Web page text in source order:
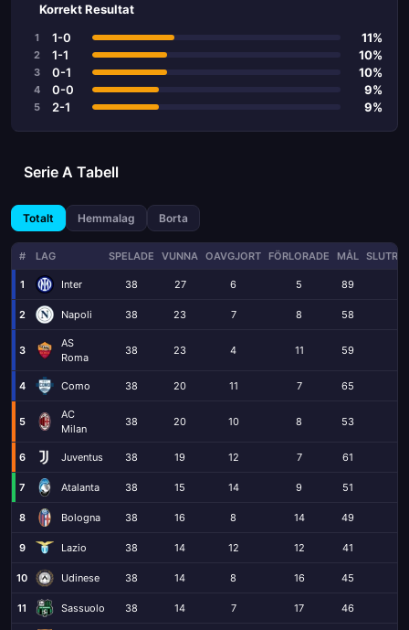
Korrekt Resultat
1 1-0 11%
2 1-1 10%
3 0-1 10%
4 0-0 9%
5 2-1 9%
Serie A Tabell
Totalt Hemmalag Borta
# LAG SPELADE VUNNA OAVGJORT FÖRLORADE MÅL
1 Inter 38 27 6 5 89
2 Napoli 38 23 7 8 58
3
AS
Roma
38 23 4 11 59
4 Como 38 20 11 7 65
5
AC
Milan
38 20 10 8 53
6 Juventus 38 19 12 7 61
7 Atalanta 38 15 14 9 51
8 Bologna 38 16 8 14 49
9 Lazio 38 14 12 12 41
10 Udinese 38 14 8 16 45
11 Sassuolo 38 14 7 17 46